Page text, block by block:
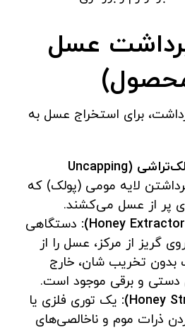
عسل
برای استخراج عسل به
کاردک یا چنگال پولک‌تراشی (Uncapping
لایه مومی (پولک) که
پر از عسل می‌کشند.
دستگاهی
گریز از مرکز، عسل را از
بدون تخریب شان، خارج
دستی و برقی موجود است.
یک توری فلزی یا
ذرات موم و ناخالصی‌های